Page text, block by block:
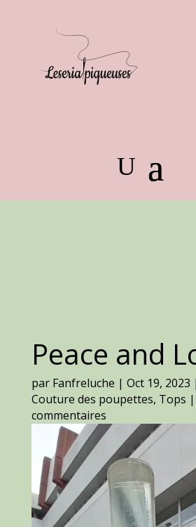
Peace and
par Fanfreluche | Oct 19, 2023 |
Couture des poupettes, Tops |
commentaires